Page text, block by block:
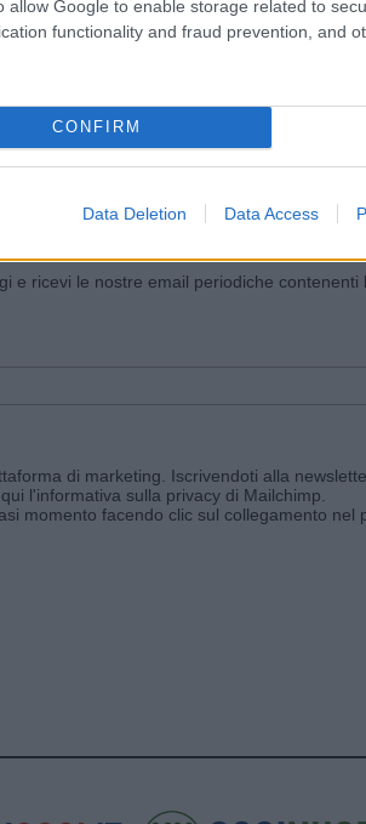
allow Google to enable storage related to
functionality and fraud prevention, and
CONFIRM
Data Deletion Data Access
e ricevi le nostre email periodiche
di marketing. Iscrivendoti alla
l'informativa sulla privacy di Mailchimp
momento facendo clic sul collegamento nel